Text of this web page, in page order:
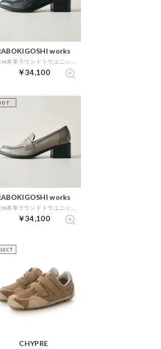
works
￥34,100
works
￥34,100
CHYPRE